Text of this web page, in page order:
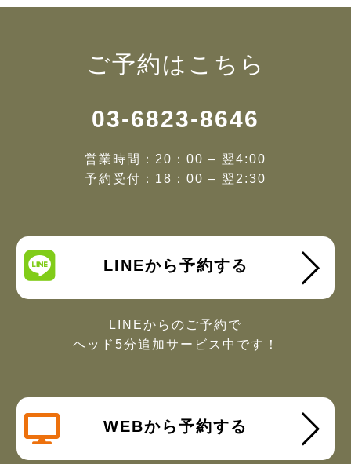
ご予約はこちら
03-6823-8646
営業時間：20：00 – 翌4:00
予約受付：18：00 – 翌2:30
LINEから予約する
LINEからのご予約で
ヘッド5分追加サービス中です！
WEBから予約する